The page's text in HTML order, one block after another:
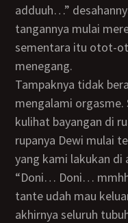
adduuh…”
tangannya mulai
sementara itu otot-
menegang.
Tampaknya tidak berapa lama lagi Tante Anis akan
mengalami
kulihat bayangan di
rupanya Dewi mulai
yang kami lakukan
“Doni… Doni… mmhh… tante nggak tahan lagi…
tante udah mau
akhirnya seluruh